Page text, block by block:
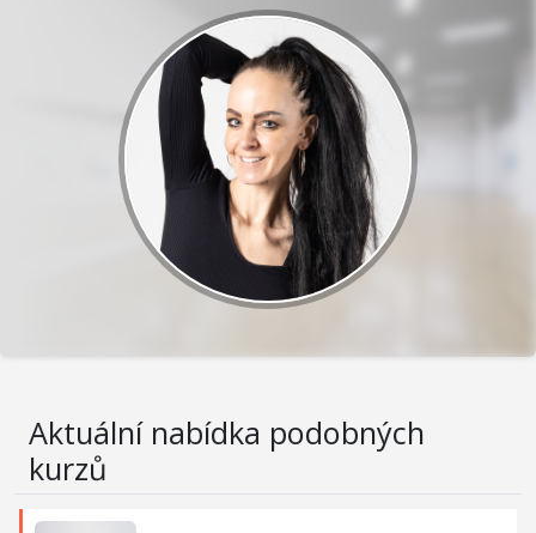
Aktuální nabídka podobných
kurzů